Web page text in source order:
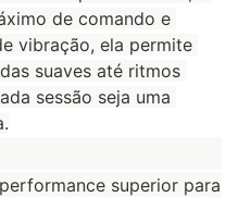
de comando e
vibração, ela permite
suaves até ritmos
sessão seja uma
superior para